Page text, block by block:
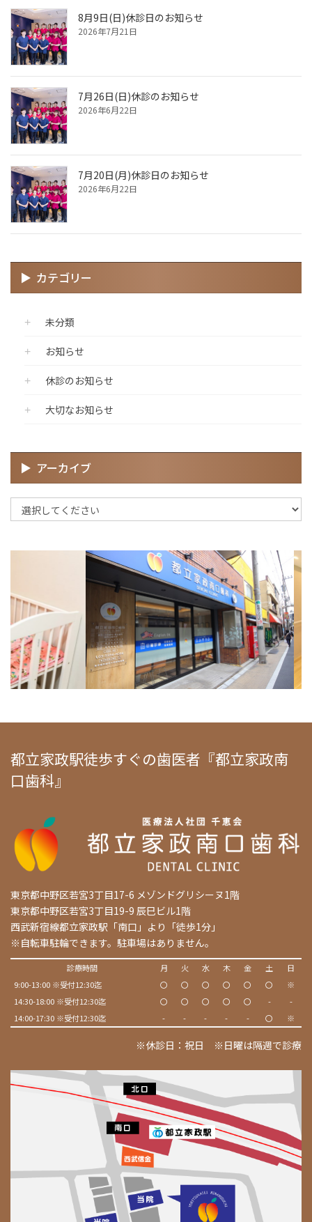
8月9日(日)休診日のお知らせ
2026年7月21日
7月26日(日)休診のお知らせ
2026年6月22日
7月20日(月)休診日のお知らせ
2026年6月22日
カテゴリー
未分類
お知らせ
休診のお知らせ
大切なお知らせ
アーカイブ
都立家政駅徒歩すぐの歯医者『都立家政南
口歯科』
東京都中野区若宮3丁目17-6 メゾンドグリシーヌ1階
東京都中野区若宮3丁目19-9 辰巳ビル1階
西武新宿線都立家政駅「南口」より「徒歩1分」
※自転車駐輪できます。駐車場はありません。
診療時間 月 火 水 木 金 土
日
9:00-13:00 ※受付12:30迄
〇 〇 〇 〇 〇 〇
※
14:30-18:00 ※受付12:30迄
〇 〇 〇 〇 〇 -
-
14:00-17:30 ※受付12:30迄
- - - - - 〇 ※
※休診日：祝日 ※日曜は隔週で診療